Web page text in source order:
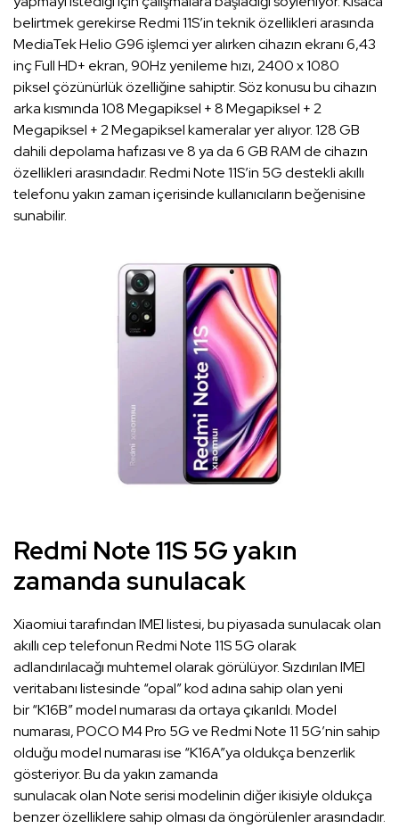
belirtmek gerekirse Redmi 11S’in teknik özellikleri arasında
MediaTek Helio G96 işlemci yer alırken cihazın ekranı 6,43
inç Full HD+ ekran, 90Hz yenileme hızı, 2400 x 1080
piksel çözünürlük özelliğine sahiptir. Söz konusu bu cihazın
arka kısmında 108 Megapiksel + 8 Megapiksel + 2
Megapiksel + 2 Megapiksel kameralar yer alıyor. 128 GB
dahili depolama hafızası ve 8 ya da 6 GB RAM de cihazın
özellikleri arasındadır. Redmi Note 11S’in 5G destekli akıllı
telefonu yakın zaman içerisinde kullanıcıların beğenisine
sunabilir.
Redmi Note 11S 5G yakın
zamanda sunulacak
Xiaomiui tarafından IMEI listesi, bu piyasada sunulacak olan
akıllı cep telefonun Redmi Note 11S 5G olarak
adlandırılacağı muhtemel olarak görülüyor. Sızdırılan IMEI
veritabanı listesinde “opal” kod adına sahip olan yeni
bir “K16B” model numarası da ortaya çıkarıldı. Model
numarası, POCO M4 Pro 5G ve Redmi Note 11 5G’nin sahip
olduğu model numarası ise “K16A”ya oldukça benzerlik
gösteriyor. Bu da yakın zamanda
sunulacak olan Note serisi modelinin diğer ikisiyle oldukça
benzer özelliklere sahip olması da öngörülenler arasındadır.